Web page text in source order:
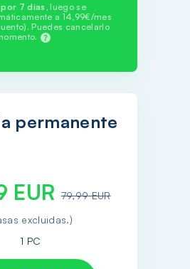
7 días, luego se
a 14,99€/mes
Puedes cancelarlo
permanente
EUR 79,99 EUR
excluidas.)
1 PC